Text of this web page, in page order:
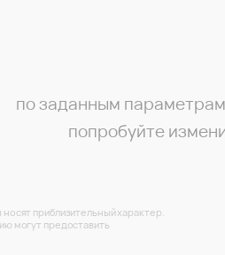
по заданным
попробуйте
приблизительный характер.
могут предоставить